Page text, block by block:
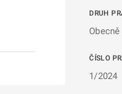
DRUH
ČÍSLO
1/2024